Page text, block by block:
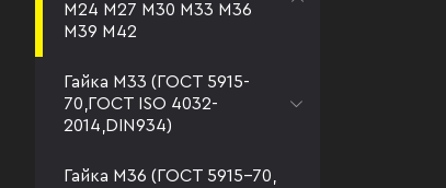
М24 М27 М30 М33 М36
М39 М42
Гайка М33 (ГОСТ 5915-
70,ГОСТ ISO 4032-
2014,DIN934)
Гайка М36 (ГОСТ 5915-70,